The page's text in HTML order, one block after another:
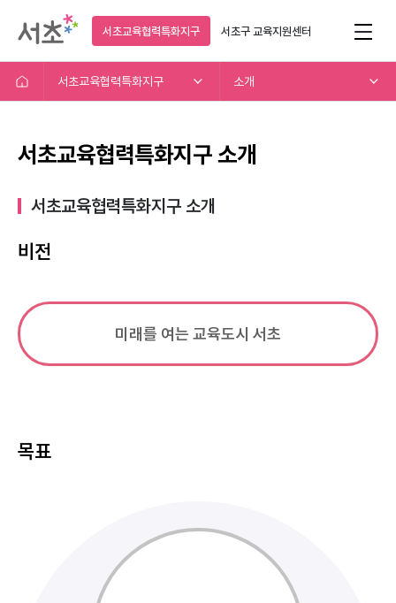
서초교육협력특화지구 서초구교육지원센터
서초교육협력특화지구 소개
서초교육협력특화지구 소개
서초교육협력특화지구 소개​
비전
미래를 여는 교육도시 서초
목표